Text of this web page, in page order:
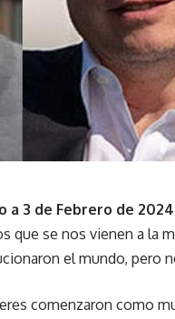
a 3 de Febrero de
que se nos vienen a la
el mundo, pero
comenzaron como